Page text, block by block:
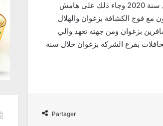
الجهة كما سيقع قريبا تعزيز الموارد البشرية بحوالي 56 سائقا/قابضا وذلك خلال سنة 2020 وجاء ذلك على هامش
مع فوج الكشافة بزغوان والهلال
بزغوان ومن جهته تعهد والي
بفرع الشركة بزغوان خلال سنة
Partager